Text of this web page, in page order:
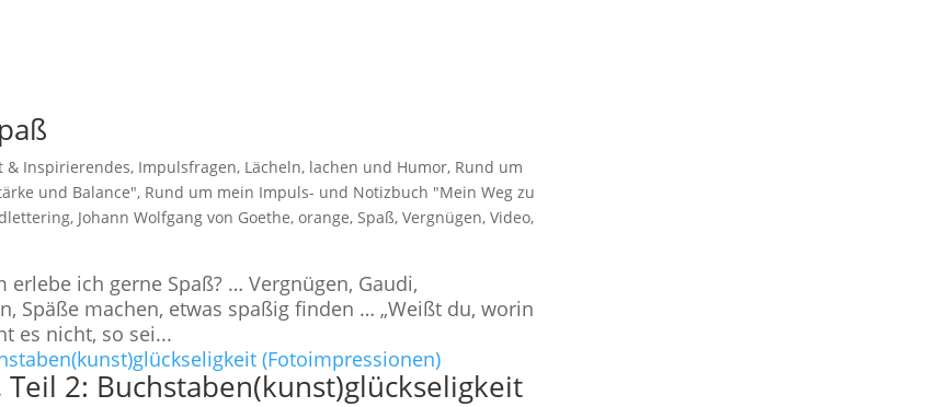
& Inspirierendes, Impulsfragen, Lächeln, lachen und Humor, Rund um
und Balance", Rund um mein Impuls- und Notizbuch "Mein Weg zu
, Johann Wolfgang von Goethe,orange,Spaß,Vergnügen,Video,
ich gerne Spaß? … Vergnügen, Gaudi,
Späße machen, etwas spaßig finden … „Weißt du, worin
es nicht, so sei...
2: Buchstaben(kunst)glückseligkeit